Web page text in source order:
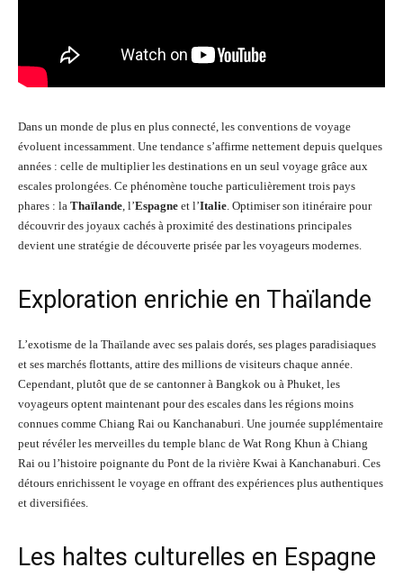
Dans un monde de plus en plus connecté, les conventions de voyage
évoluent incessamment. Une tendance s’affirme nettement depuis quelques
années : celle de multiplier les destinations en un seul voyage grâce aux
escales prolongées. Ce phénomène touche particulièrement trois pays
phares : la Thaïlande, l’Espagne et l’Italie. Optimiser son itinéraire pour
découvrir des joyaux cachés à proximité des destinations principales
devient une stratégie de découverte prisée par les voyageurs modernes.
Exploration enrichie en Thaïlande
L’exotisme de la Thaïlande avec ses palais dorés, ses plages paradisiaques
et ses marchés flottants, attire des millions de visiteurs chaque année.
Cependant, plutôt que de se cantonner à Bangkok ou à Phuket, les
voyageurs optent maintenant pour des escales dans les régions moins
connues comme Chiang Rai ou Kanchanaburi. Une journée supplémentaire
peut révéler les merveilles du temple blanc de Wat Rong Khun à Chiang
Rai ou l’histoire poignante du Pont de la rivière Kwai à Kanchanaburi. Ces
détours enrichissent le voyage en offrant des expériences plus authentiques
et diversifiées.
Les haltes culturelles en Espagne